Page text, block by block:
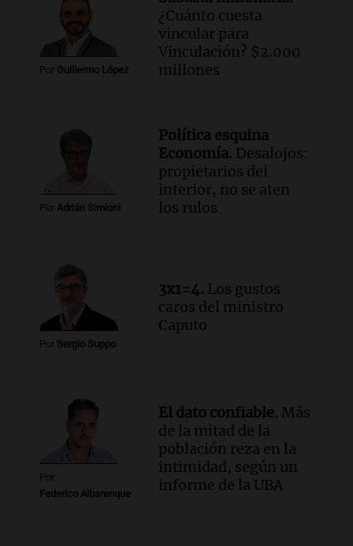
Episodios
Audio. Murió Jorge Messi
Una mañana para todos
Audio. Mateo, a los 25 años, lucha
contra el tiempo: necesita un trasplante
para poder seguir viviend
Una mañana para todos
Episodios
en CABA
Una mañana para todos
Episodios
Audio.
Altas Cumbres: rescataron a una
cabra que llevaba ocho días atrapada en
Episodios
Audio.Chile planteó mejorar la
conectividad fronteriza, aérea y digital
con Jujuy
Panorama Federal
Episodios
Por Guillermo López
¿Cuánto cuesta
vincular para
Vinculación? $2.000
millones
Por Adrián Simioni
Política esquina
Economía. Desalojos:
propietarios del
interior, no se aten
los rulos
Por Sergio Suppo
3x1=4. Los gustos
caros del ministro
Caputo
Por
Federico Albarenque
El dato confiable. Más
de la mitad de la
población reza en la
intimidad, según un
informe de la UBA